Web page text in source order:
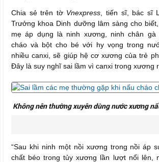
Chia sẻ trên tờ Vnexpress , tiến sĩ, bác sĩ
Trưởng khoa Dinh dưỡng lâm sàng cho
mẹ áp dụng là ninh xương, ninh chân
cháo và bột cho bé với hy vọng trong
nhiều canxi, sẽ giúp hệ cơ xương của trẻ
Đây là suy nghĩ sai lầm vì canxi trong xương
Không nên thường xuyên dùng nước xương
“Sau khi ninh một nồi xương trong nồi áp
chất béo trong tủy xương lần lượt nổi lên,